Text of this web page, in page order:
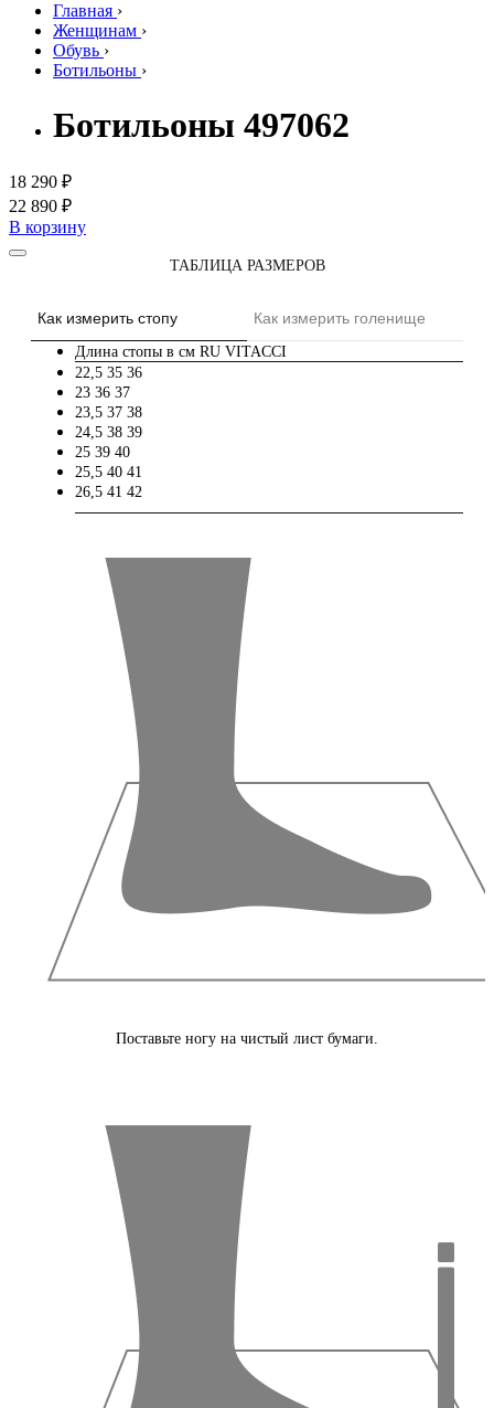
Главная ›
Женщинам ›
Обувь ›
Ботильоны ›
Ботильоны 497062
18 290 ₽
22 890 ₽
В корзину
ТАБЛИЦА РАЗМЕРОВ
Как измерить стопу Как измерить голенище
Длина стопы в см RU VITACCI
22,5 35 36
23 36 37
23,5 37 38
24,5 38 39
25 39 40
25,5 40 41
26,5 41 42
Поставьте ногу на чистый лист бумаги.